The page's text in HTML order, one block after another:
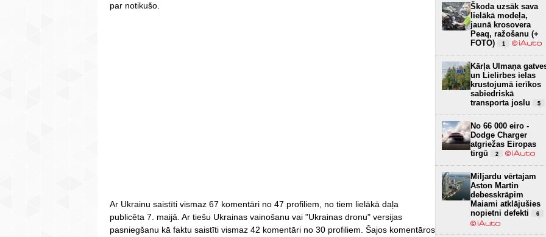
par notikušo.
Ar Ukrainu saistīti vismaz 67 komentāri no 47 profiliem, no tiem lielākā daļa
publicēta 7. maijā. Ar tiešu Ukrainas vainošanu vai "Ukrainas dronu" versijas
pasniegšanu kā faktu saistīti vismaz 42 komentāri no 30 profiliem. Šajos komentāros
Škoda uzsāk sava
lielākā modeļa,
jaunā krosovera
Peaq, ražošanu (+
FOTO)
1
Kārļa Ulmaņa
un Lielirbes ielas
krustojumā ierīkos
sabiedriskā
transporta joslu
5
No 66 000 eiro -
Dodge Charger
atgriežas Eiropas
tirgū
2
Miljardu vērtajam
Aston Martin
debesskrāpim
Maiami atklājušies
nopietni defekti
6